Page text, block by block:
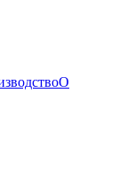
О